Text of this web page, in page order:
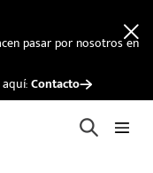
pasar por nosotros en
Contacto